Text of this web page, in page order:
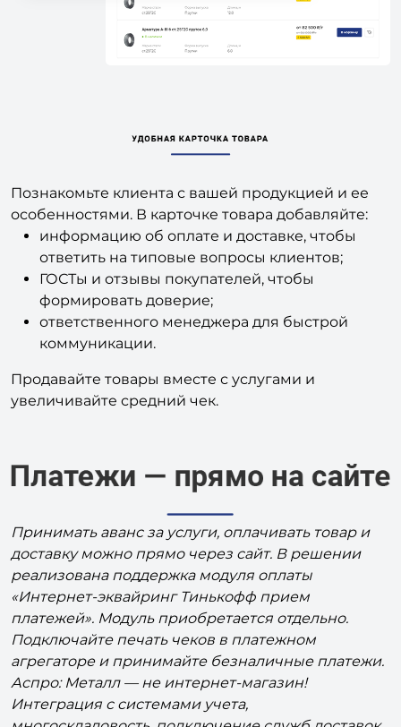
Познакомьте клиента с вашей продукцией и ее
особенностями. В карточке товара добавляйте:
информацию об оплате и доставке, чтобы
ответить на типовые вопросы клиентов;
ГОСТы и отзывы покупателей, чтобы
формировать доверие;
ответственного менеджера для быстрой
коммуникации.
Продавайте товары вместе с услугами и
увеличивайте средний чек.
Принимать аванс за услуги, оплачивать товар и
доставку можно прямо через сайт. В решении
реализована поддержка модуля оплаты
«Интернет-эквайринг Тинькофф прием
платежей». Модуль приобретается отдельно.
Подключайте печать чеков в платежном
агрегаторе и принимайте безналичные платежи.
Аспро: Металл — не интернет-магазин!
Интеграция с системами учета,